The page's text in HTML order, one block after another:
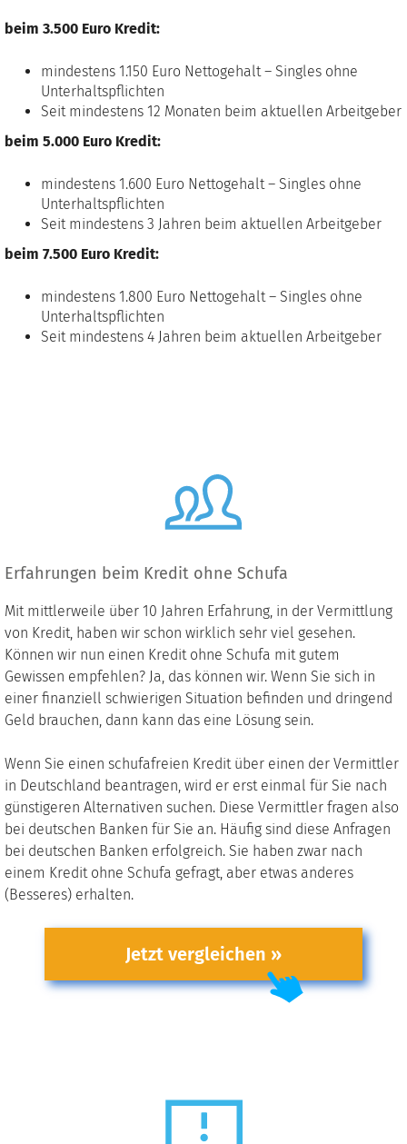
beim 3.500 Euro Kredit:
mindestens 1.150 Euro Nettogehalt – Singles ohne
Unterhaltspflichten
Seit mindestens 12 Monaten beim aktuellen Arbeitgeber
beim 5.000 Euro Kredit:
mindestens 1.600 Euro Nettogehalt – Singles ohne
Unterhaltspflichten
Seit mindestens 3 Jahren beim aktuellen Arbeitgeber
beim 7.500 Euro Kredit:
mindestens 1.800 Euro Nettogehalt – Singles ohne
Unterhaltspflichten
Seit mindestens 4 Jahren beim aktuellen Arbeitgeber
Erfahrungen beim Kredit ohne Schufa
Mit mittlerweile über 10 Jahren Erfahrung, in der Vermittlung
von Kredit, haben wir schon wirklich sehr viel gesehen.
Können wir nun einen Kredit ohne Schufa mit gutem
Gewissen empfehlen? Ja, das können wir. Wenn Sie sich in
einer finanziell schwierigen Situation befinden und dringend
Geld brauchen, dann kann das eine Lösung sein.
Wenn Sie einen schufafreien Kredit über einen der Vermittler
in Deutschland beantragen, wird er erst einmal für Sie nach
günstigeren Alternativen suchen. Diese Vermittler fragen also
bei deutschen Banken für Sie an. Häufig sind diese Anfragen
bei deutschen Banken erfolgreich. Sie haben zwar nach
einem Kredit ohne Schufa gefragt, aber etwas anderes
(Besseres) erhalten.
Jetzt vergleichen »